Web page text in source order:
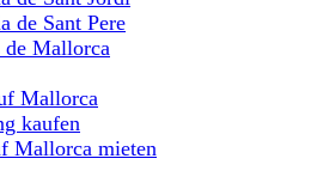
de Sant Pere
de Mallorca
Mallorca
kaufen
Mallorca mieten